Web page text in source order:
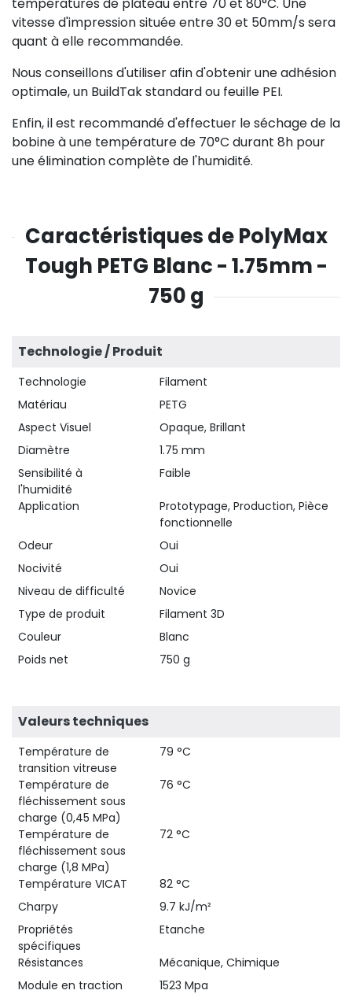
vitesse d'impression située entre 30 et 50mm/s sera
quant à elle recommandée.
Nous conseillons d'utiliser afin d'obtenir une adhésion
optimale, un BuildTak standard ou feuille PEI.
Enfin, il est recommandé d'effectuer le séchage de la
bobine à une température de 70°C durant 8h pour
une élimination complète de l'humidité.
Caractéristiques de PolyMax
Tough PETG Blanc - 1.75mm -
750 g
Technologie / Produit
Technologie
Filament
Matériau
PETG
Aspect Visuel
Opaque, Brillant
Diamètre
1.75 mm
Sensibilité à
l'humidité
Faible
Application
Prototypage, Production, Pièce
fonctionnelle
Odeur
Oui
Nocivité
Oui
Niveau de difficulté
Novice
Type de produit
Filament 3D
Couleur
Blanc
Poids net
750 g
Valeurs techniques
Température de
transition vitreuse
79 °C
Température de
fléchissement sous
charge (0,45 MPa)
76 °C
Température de
fléchissement sous
charge (1,8 MPa)
72 °C
Température VICAT
82 °C
Charpy
9.7 kJ/m²
Propriétés
spécifiques
Etanche
Résistances
Mécanique, Chimique
Module en traction
1523 Mpa